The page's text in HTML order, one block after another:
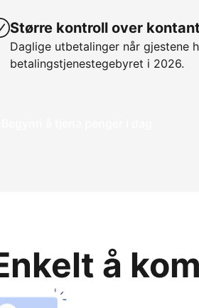
Større kontroll over
Daglige utbetalinger når gjestene
betalingstjenestegebyret i 2026.
Begynn å tjene penger i dag
å